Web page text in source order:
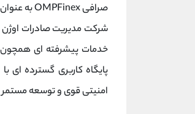
صرافی OMPFinex به عنوان یکی از برجسته ‌ترین پلتفرم ‌های معاملاتی
شرکت مدیریت صادرات
خدمات پیشرفته ‌ای
امنیتی قوی و توسعه مستمر